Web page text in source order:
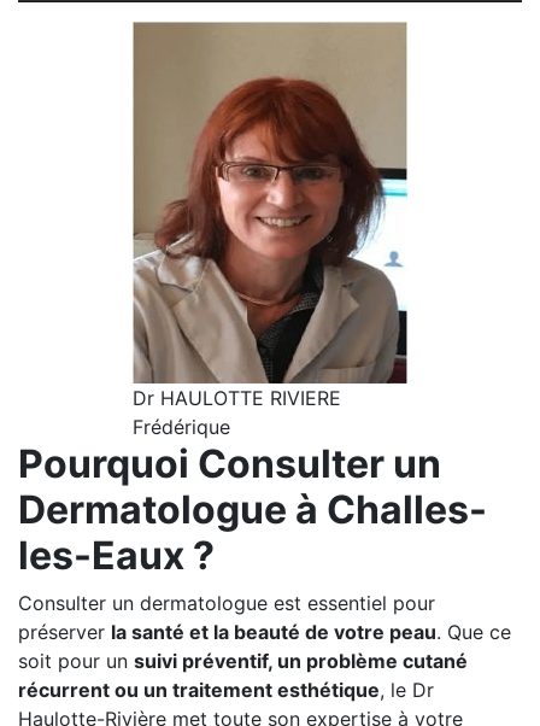
Dr HAULOTTE RIVIERE
Frédérique
Pourquoi Consulter un
Dermatologue à Challes-
les-Eaux ?
Consulter un dermatologue est essentiel pour
préserver la santé et la beauté de votre peau. Que ce
soit pour un suivi préventif, un problème cutané
récurrent ou un traitement esthétique, le Dr
Haulotte-Rivière met toute son expertise à votre